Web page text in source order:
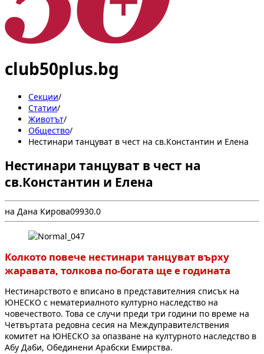
club50plus.bg
Секции/
Статии/
Животът/
Общество/
Нестинари танцуват в чест на св.Константин и Елена
Нестинари танцуват в чест на
св.Константин и Елена
на Дана Кирова09930.0
Колкото повече нестинари танцуват върху
жаравата, толкова по-богата ще е годината
Нестинарството е вписано в представителния списък на
ЮНЕСКО с нематериалното културно наследство на
човечеството. Това се случи преди три години по време на
Четвъртата редовна сесия на Междуправителствения
комитет на ЮНЕСКО за опазване на културното наследство в
Абу Даби, Обединени Арабски Емирства.